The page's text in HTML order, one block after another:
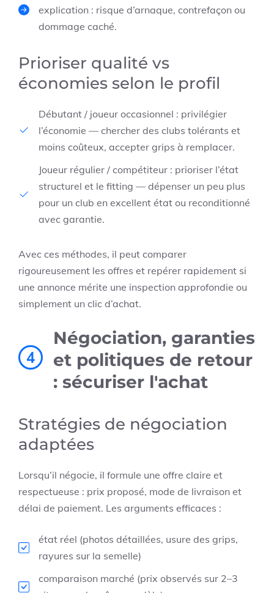
explication : risque d’arnaque, contrefaçon ou
dommage caché.
Prioriser qualité vs
économies selon le profil
Débutant / joueur occasionnel : privilégier
l’économie — chercher des clubs tolérants et
moins coûteux, accepter grips à remplacer.
Joueur régulier / compétiteur : prioriser l’état
structurel et le fitting — dépenser un peu plus
pour un club en excellent état ou reconditionné
avec garantie.
Avec ces méthodes, il peut comparer
rigoureusement les offres et repérer rapidement si
une annonce mérite une inspection approfondie ou
simplement un clic d’achat.
4
Négociation, garanties
et politiques de retour
: sécuriser l'achat
Stratégies de négociation
adaptées
Lorsqu’il négocie, il formule une offre claire et
respectueuse : prix proposé, mode de livraison et
délai de paiement. Les arguments efficaces :
état réel (photos détaillées, usure des grips,
rayures sur la semelle)
comparaison marché (prix observés sur 2–3